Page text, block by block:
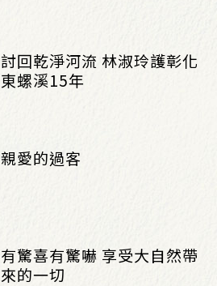
討回乾淨河流 林淑玲護彰化
東螺溪15年
親愛的過客
有驚喜有驚嚇 享受大自然帶
來的一切